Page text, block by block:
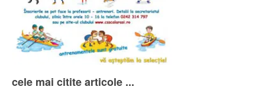
cele mai citite articole ...